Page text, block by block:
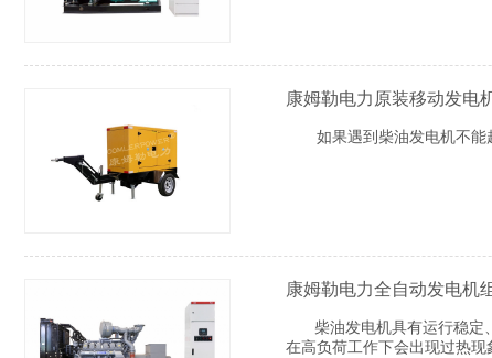
康姆勒电力原装移动发电
如果遇到柴油发电机不能
康姆勒电力全自动发电机
柴油发电机具有运行稳定、
在高负荷工作下会出现过热